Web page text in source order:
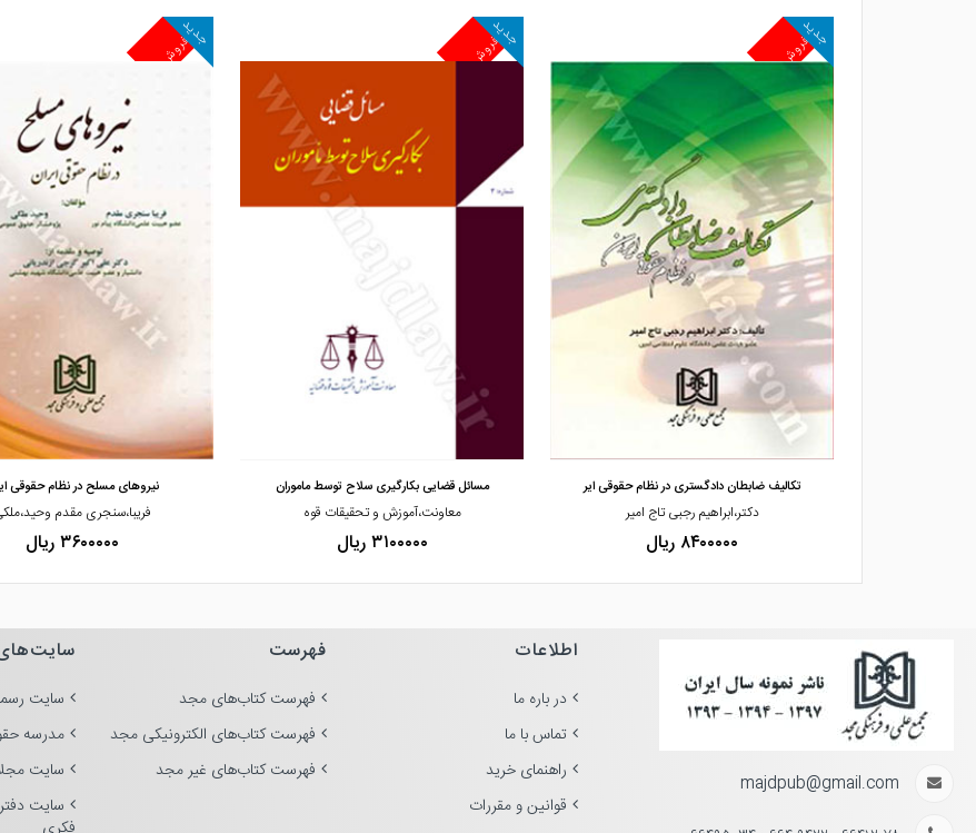
پرفروش
جدید
تکالیف ضابطان دادگستری در نظام حقوقی ایر
دکتر،ابراهیم رجبی تاج امیر
۸۴۰۰۰۰۰ ریال
پرفروش
جدید
مشاهده و خرید
مسائل قضایی بکارگیری سلاح توسط ماموران
معاونت،آموزش و تحقیقات قوه
۳۱۰۰۰۰۰ ریال
پرفروش
جدید
نیروهای مسلح در نظام حقوقی
فریبا،سنجری مقدم
۳۶۰۰۰۰۰ ریال
majdpub@gmail.com
اطلاعات
در باره ما
تماس با ما
راهنمای خرید
قوانین و مقررات
فهرست
فهرست کتاب‌های مجد
فهرست کتاب‌های الکترونیکی مجد
فهرست کتاب‌های غیر مجد
سایت
مدرسه
سایت
سایت